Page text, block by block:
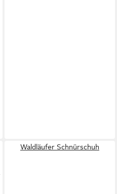
Waldläufer Schnürschuh